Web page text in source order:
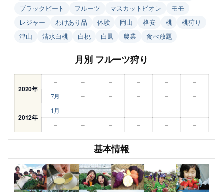
ブラックビート
フルーツ マスカットビオレ
モモ
レジャー
わけあり品 体験 岡山 格安 桃
桃狩り
津山
清水白桃 白桃 白鳳 農業 食べ放題
月別 フルーツ狩り
2020年
– – – – –
–
7月
– – – – –
2012年
1月 – – – –
–
–
– – – – –
基本情報